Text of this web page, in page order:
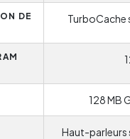
DE
TurboCache
128 MB
Haut-